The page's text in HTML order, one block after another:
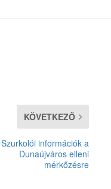
KÖVETKEZŐ
Szurkolói információk a
Dunaújváros elleni
mérkőzésre